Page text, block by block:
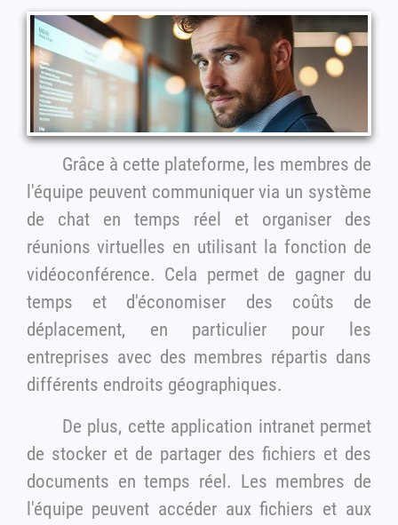
Grâce à cette plateforme, les membres de
l'équipe peuvent communiquer via un système
de chat en temps réel et organiser des
réunions virtuelles en utilisant la fonction de
vidéoconférence. Cela permet de gagner du
temps et d'économiser des coûts de
déplacement, en particulier pour les
entreprises avec des membres répartis dans
différents endroits géographiques.
De plus, cette application intranet permet
de stocker et de partager des fichiers et des
documents en temps réel. Les membres de
l'équipe peuvent accéder aux fichiers et aux